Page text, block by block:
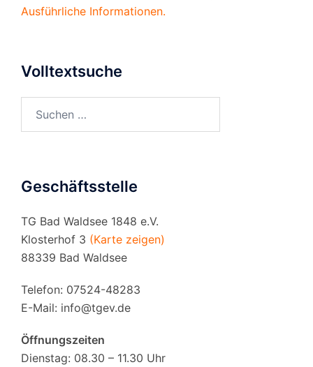
Ausführliche Informationen.
Volltextsuche
nach:
Geschäftsstelle
TG Bad Waldsee 1848 e.V.
Klosterhof 3 (Karte zeigen)
88339 Bad Waldsee
Telefon: 07524-48283
E-Mail: info@tgev.de
Öffnungszeiten
Dienstag: 08.30 – 11.30 Uhr